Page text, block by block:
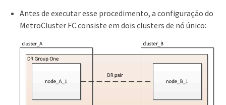
Antes de executar esse procedimento, a configuração do
MetroCluster FC consiste em dois clusters de nó único: